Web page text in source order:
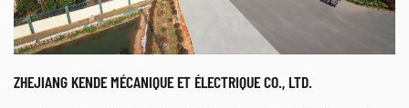
ZHEJIANG KENDE MÉCANIQUE ET ÉLECTRIQUE CO., LTD.